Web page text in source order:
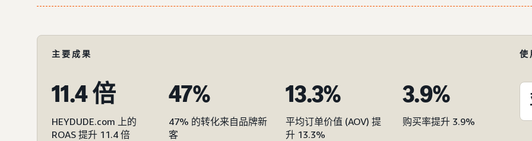
主要成果
11.4 倍
HEYDUDE.com 上的
ROAS 提升 11.4 倍
47%
47% 的转化来自品牌新
客
13.3%
平均订单价值 (AOV) 提
升 13.3%
3.9%
购买率提升 3.9%
使